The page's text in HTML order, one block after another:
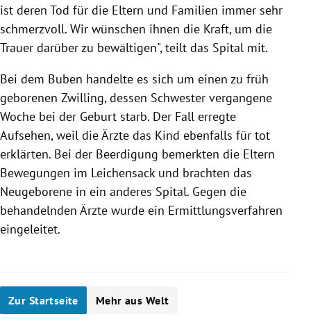
ist deren Tod für die Eltern und Familien immer sehr
schmerzvoll. Wir wünschen ihnen die Kraft, um die
Trauer darüber zu bewältigen", teilt das Spital mit.
Bei dem Buben handelte es sich um einen zu früh
geborenen Zwilling, dessen Schwester vergangene
Woche bei der Geburt starb. Der Fall erregte
Aufsehen, weil die Ärzte das Kind ebenfalls für tot
erklärten. Bei der Beerdigung bemerkten die Eltern
Bewegungen im Leichensack und brachten das
Neugeborene in ein anderes Spital. Gegen die
behandelnden Ärzte wurde ein Ermittlungsverfahren
eingeleitet.
Zur Startseite Mehr aus Welt